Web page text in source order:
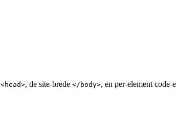
<head>, de site-brede </body>, en per-element